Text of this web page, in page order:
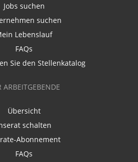
Jobs suchen
suchen
Lebenslauf
FAQs
Sie den Stellenkatalog
ARBEITGEBENDE
Übersicht
schalten
Abonnement
FAQs